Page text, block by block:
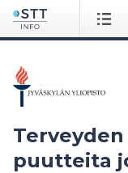
puutteita